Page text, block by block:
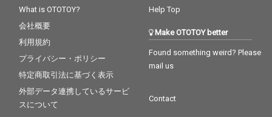
What is OTOTOY?
会社概要
利用規約
プライバシー・ポリシー
特定商取引法に基づく表示
外部データ連携しているサービ
スについて
Help Top
Make OTOTOY better
Found something weird? Please
mail us
Contact